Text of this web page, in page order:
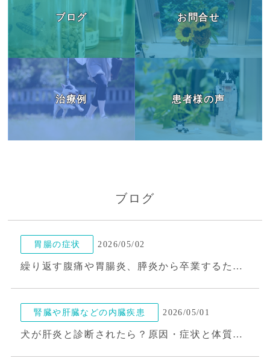
ブログ お問合せ
治療例 患者様の声
ブログ
胃腸の症状 2026/05/02
繰り返す腹痛や胃腸炎、膵炎から卒業するために。「食欲」と「うんち」に隠されたSOS
腎臓や肝臓などの内臓疾患 2026/05/01
犬が肝炎と診断されたら？原因・症状と体質ケアの考え方